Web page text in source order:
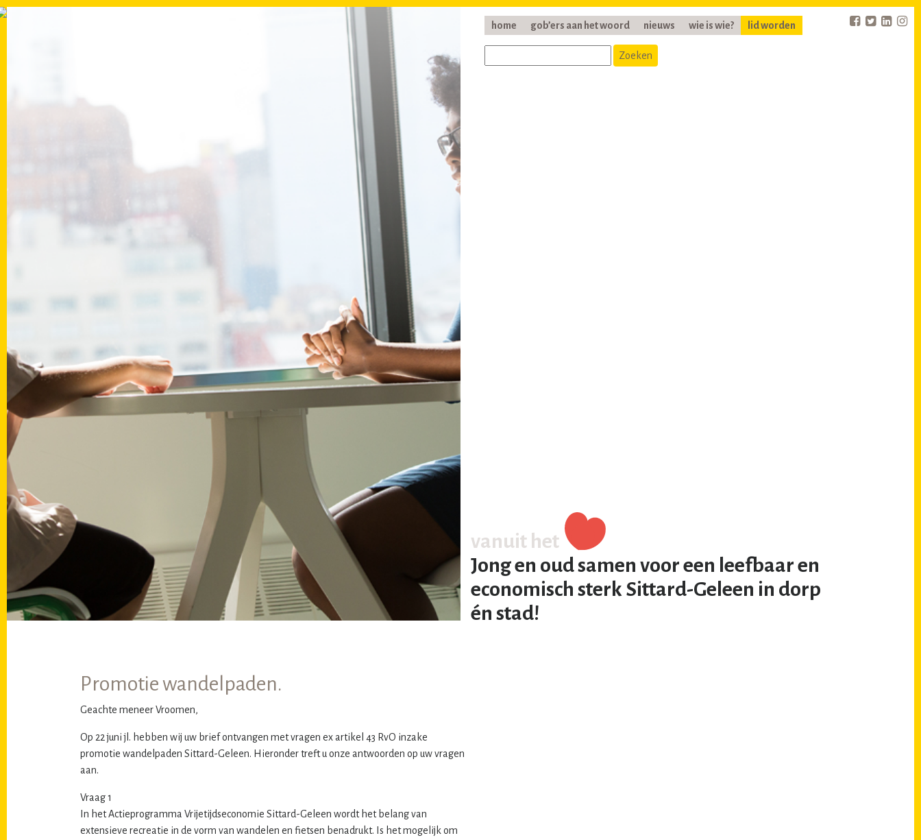
home gob’ers aan het woord nieuws wie is wie? lid worden
vanuit het
Jong en oud samen voor een leefbaar en
economisch sterk Sittard-Geleen in dorp
én stad!
Promotie wandelpaden.
Geachte meneer Vroomen,
Op 22 juni jl. hebben wij uw brief ontvangen met vragen ex artikel 43 RvO inzake
promotie wandelpaden Sittard-Geleen. Hieronder treft u onze antwoorden op uw vragen
aan.
Vraag 1
In het Actieprogramma Vrijetijdseconomie Sittard-Geleen wordt het belang van
extensieve recreatie in de vorm van wandelen en fietsen benadrukt. Is het mogelijk om